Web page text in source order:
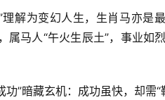
理解为变幻人生，生肖马亦是
属马人“午火生辰土”，事业如
功”暗藏玄机：成功虽快，却需